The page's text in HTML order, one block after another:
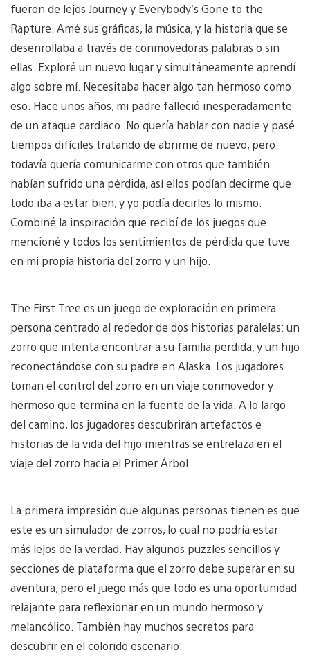
fueron de lejos Journey y Everybody’s Gone to the
Rapture. Amé sus gráficas, la música, y la historia que se
desenrollaba a través de conmovedoras palabras o sin
ellas. Exploré un nuevo lugar y simultáneamente aprendí
algo sobre mí. Necesitaba hacer algo tan hermoso como
eso. Hace unos años, mi padre falleció inesperadamente
de un ataque cardiaco. No quería hablar con nadie y pasé
tiempos difíciles tratando de abrirme de nuevo, pero
todavía quería comunicarme con otros que también
habían sufrido una pérdida, así ellos podían decirme que
todo iba a estar bien, y yo podía decirles lo mismo.
Combiné la inspiración que recibí de los juegos que
mencioné y todos los sentimientos de pérdida que tuve
en mi propia historia del zorro y un hijo.
The First Tree es un juego de exploración en primera
persona centrado al rededor de dos historias paralelas: un
zorro que intenta encontrar a su familia perdida, y un hijo
reconectándose con su padre en Alaska. Los jugadores
toman el control del zorro en un viaje conmovedor y
hermoso que termina en la fuente de la vida. A lo largo
del camino, los jugadores descubrirán artefactos e
historias de la vida del hijo mientras se entrelaza en el
viaje del zorro hacia el Primer Árbol.
La primera impresión que algunas personas tienen es que
este es un simulador de zorros, lo cual no podría estar
más lejos de la verdad. Hay algunos puzzles sencillos y
secciones de plataforma que el zorro debe superar en su
aventura, pero el juego más que todo es una oportunidad
relajante para reflexionar en un mundo hermoso y
melancólico. También hay muchos secretos para
descubrir en el colorido escenario.